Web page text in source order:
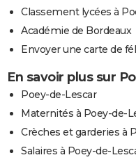
Classement lycées à
Académie de Bordeaux
Envoyer une carte de
En savoir plus sur
Poey-de-Lescar
Maternités à Poey-de-
Crèches et garderies à
Salaires à Poey-de-